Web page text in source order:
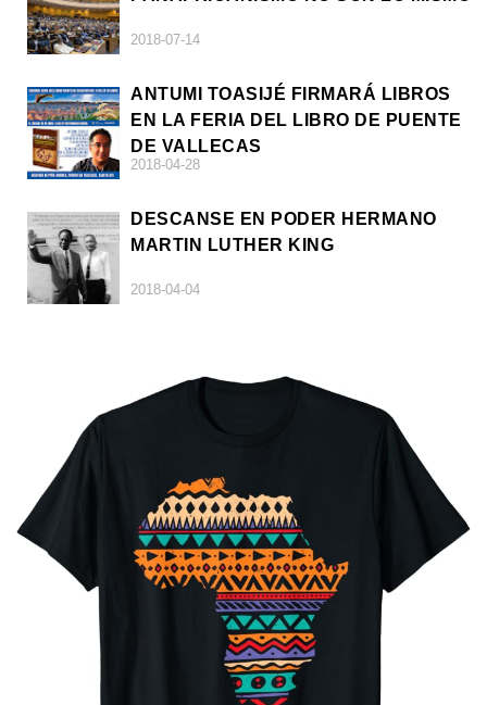
2018-07-14
ANTUMI TOASIJÉ FIRMARÁ LIBROS
EN LA FERIA DEL LIBRO DE PUENTE
DE VALLECAS
2018-04-28
DESCANSE EN PODER HERMANO
MARTIN LUTHER KING
2018-04-04